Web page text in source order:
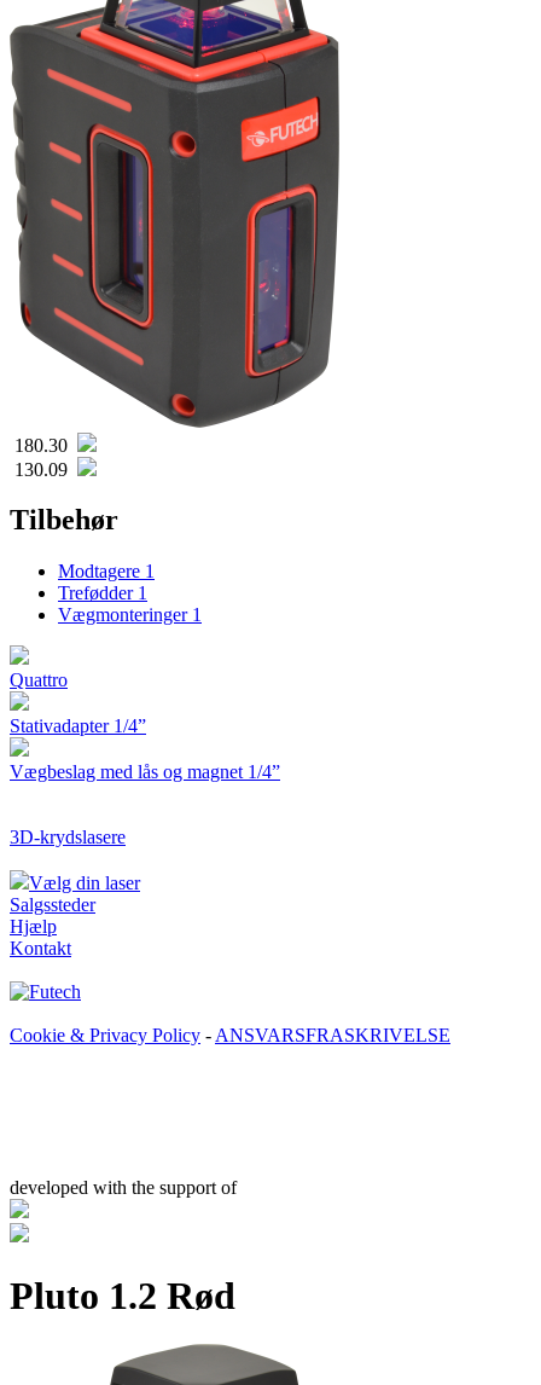
180.30
130.09
Tilbehør
Modtagere 1
Trefødder 1
Vægmonteringer 1
Quattro
Stativadapter 1/4”
Vægbeslag med lås og magnet 1/4”
3D-krydslasere
Vælg din laser
Salgssteder
Hjælp
Kontakt
Cookie & Privacy Policy - ANSVARSFRASKRIVELSE
developed with the support of
Pluto 1.2 Rød